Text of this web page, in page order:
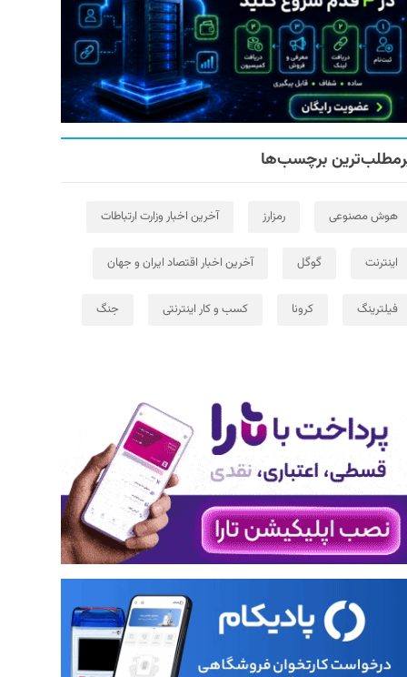
برچسب‌ها
هوش مصنوعی رمزارز آخرین اخبار وزارت ارتباطات
اینترنت گوگل آخرین اخبار اقتصاد ایران و جهان
فیلترینگ کرونا کسب و کار اینترنتی جنگ